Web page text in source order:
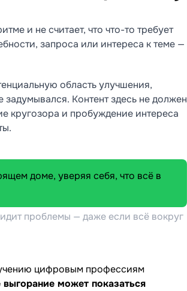
и не считает, что что-то требует
запроса или интереса к теме —
область улучшения,
Контент здесь не должен
кругозора и пробуждение интереса
проблемы — даже если всё вокруг
цифровым профессиям
может показаться